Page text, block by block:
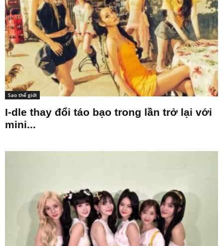
Sao thế giới
I-dle thay đổi táo bạo trong lần trở lại với
mini...